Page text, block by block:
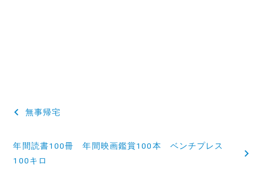
投
ナ
無事帰宅
年間読書100冊 年間映画鑑賞100本 ベンチプレス
100キロ